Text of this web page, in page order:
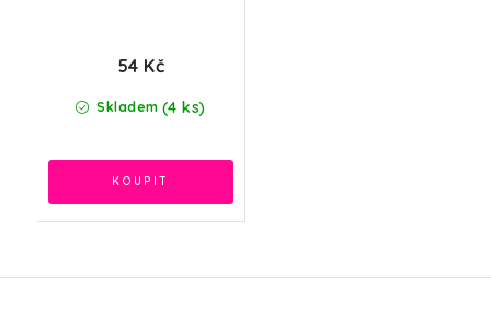
Skladem (4 ks)
54 Kč